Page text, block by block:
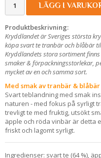
LÄGG I
Produktbeskrivning:
Kryddlandet är Sveriges största
köpa svart te tranbär och blåbär
Kryddlandets stora sortiment
smaker & förpackningsstorlekar,
mycket av en och samma sort.
Med smak av tranbär & blåbär
Svart teblandning med smak
naturen - med fokus på syrligt
trevligt te med fruktig, utsökt
äpple och röda vinbär är detta
friskt och lagomt syrligt.
Ingredienser: svart te (64 %),